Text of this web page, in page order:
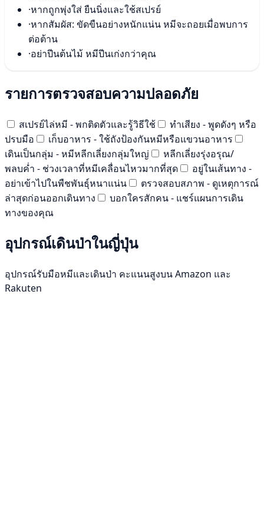
·หากถูกพุ่งใส่ ยืนนิ่งและใช้สเปรย์
·หากสัมผัส: ขัดขืนอย่างหนักแน่น หมีจะถอยเมื่อพบการ
ต่อต้าน
·อย่าปีนต้นไม้ หมีปีนเก่งกว่าคุณ
รายการตรวจสอบความปลอดภัย
สเปรย์ไล่หมี - พกติดตัวและรู้วิธีใช้
ทำเสียง - พูดดังๆ หรือ
ปรบมือ
เก็บอาหาร - ใช้ถังป้องกันหมีหรือแขวนอาหาร
เดินเป็นกลุ่ม - หมีหลีกเลี่ยงกลุ่มใหญ่
หลีกเลี่ยงรุ่งอรุณ/
พลบค่ำ - ช่วงเวลาที่หมีเคลื่อนไหวมากที่สุด
อยู่ในเส้นทาง -
อย่าเข้าไปในพืชพันธุ์หนาแน่น
ตรวจสอบสภาพ - ดูเหตุการณ์
ล่าสุดก่อนออกเดินทาง
บอกใครสักคน - แชร์แผนการเดิน
ทางของคุณ
อุปกรณ์เดินป่าในญี่ปุ่น
อุปกรณ์รับมือหมีและเดินป่า คะแนนสูงบน Amazon และ
Rakuten